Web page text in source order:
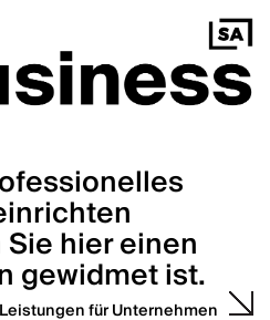
hier einen
gewidmet ist.
für Unternehmen